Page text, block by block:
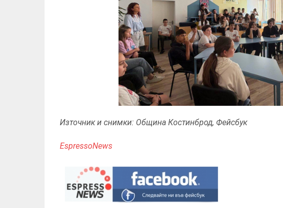
Източник и снимки: Община Костинброд, Фейсбук
EspressoNews